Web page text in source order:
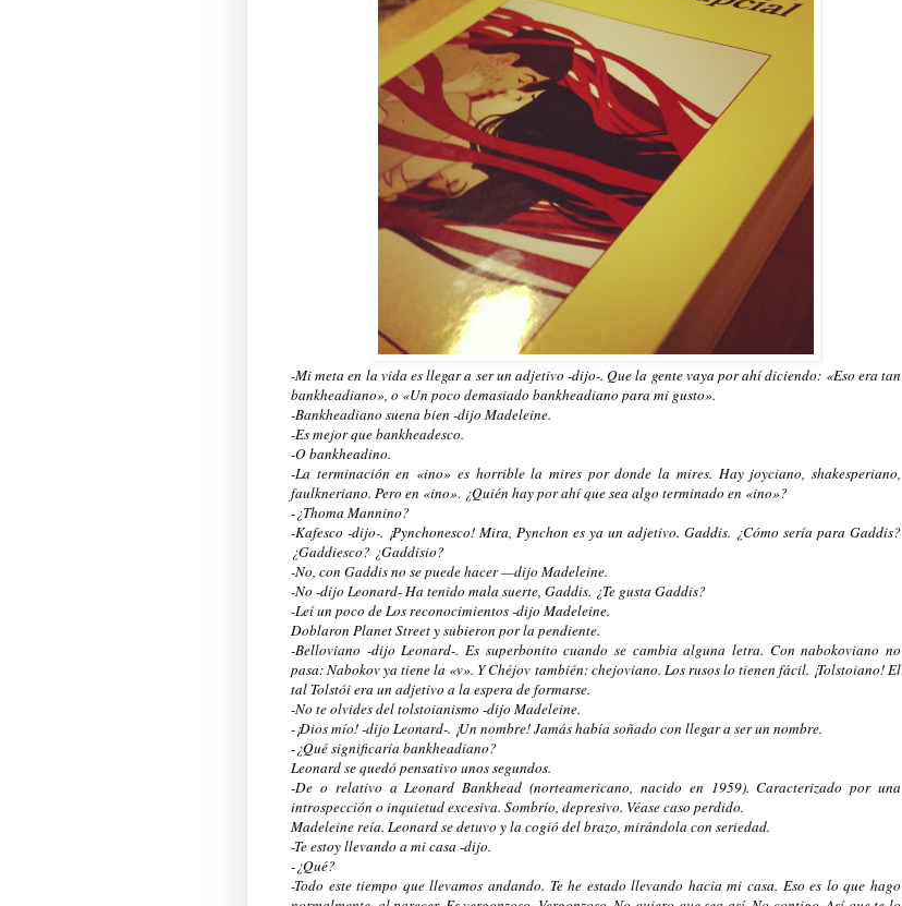
-Mi meta en la vida es llegar a ser un adjetivo -dijo-. Que la gente vaya por ahí diciendo: «Eso era tan
bankheadiano», o «Un poco demasiado bankheadiano para mi gusto».
-Bankheadiano suena bien -dijo Madeleine.
-Es mejor que bankheadesco.
-O bankheadino.
-La terminación en «ino» es horrible la mires por donde la mires. Hay joyciano, shakesperiano,
faulkneriano. Pero en «ino». ¿Quién hay por ahí que sea algo terminado en «ino»?
-¿Thoma Mannino?
-Kafesco -dijo-. ¡Pynchonesco! Mira, Pynchon es ya un adjetivo. Gaddis. ¿Cómo sería para Gaddis?
¿Gaddiesco? ¿Gaddisio?
-No, con Gaddis no se puede hacer —dijo Madeleine.
-No -dijo Leonard- Ha tenido mala suerte, Gaddis. ¿Te gusta Gaddis?
-Leí un poco de Los reconocimientos -dijo Madeleine.
Doblaron Planet Street y subieron por la pendiente.
-Belloviano -dijo Leonard-. Es superbonito cuando se cambia alguna letra. Con nabokoviano no
pasa: Nabokov ya tiene la «v». Y Chéjov también: chejoviano. Los rusos lo tienen fácil. ¡Tolstoiano! El
tal Tolstói era un adjetivo a la espera de formarse.
-No te olvides del tolstoianismo -dijo Madeleine.
-¡Dios mío! -dijo Leonard-. ¡Un nombre! Jamás había soñado con llegar a ser un nombre.
-¿Qué significaría bankheadiano?
Leonard se quedó pensativo unos segundos.
-De o relativo a Leonard Bankhead (norteamericano, nacido en 1959). Caracterizado por una
introspección o inquietud excesiva. Sombrío, depresivo. Véase caso perdido.
Madeleine reía. Leonard se detuvo y la cogió del brazo, mirándola con seriedad.
-Te estoy llevando a mi casa -dijo.
-¿Qué?
-Todo este tiempo que llevamos andando. Te he estado llevando hacia mi casa. Eso es lo que hago